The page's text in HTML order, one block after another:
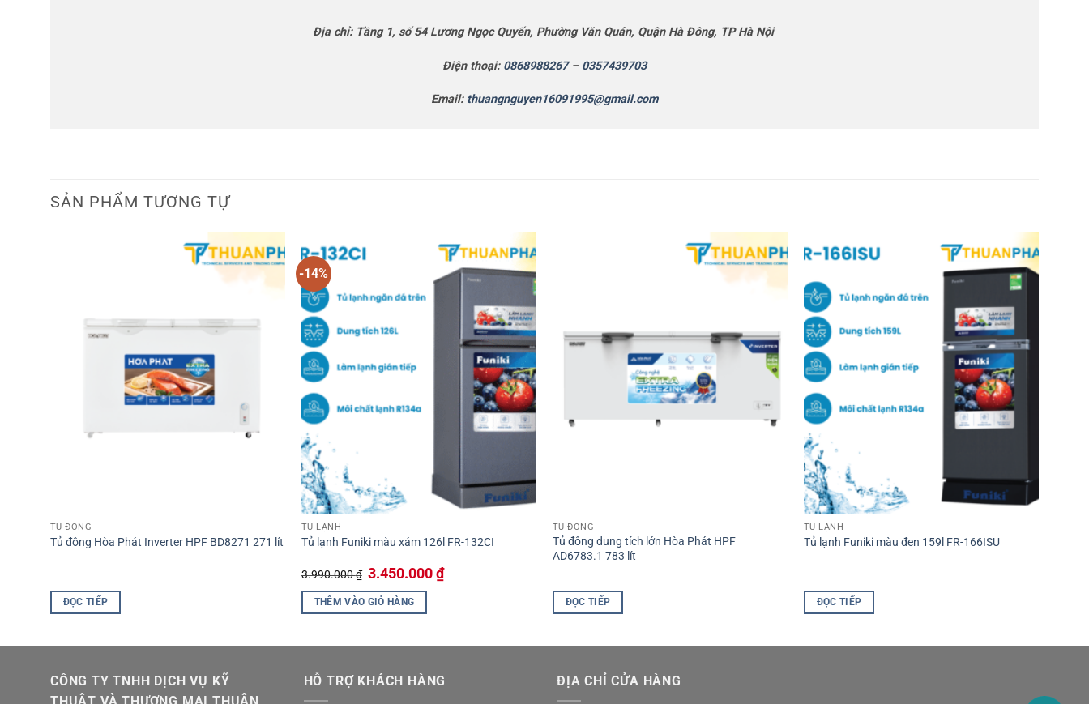
Địa chỉ: Tầng 1, số 54 Lương Ngọc Quyến, Phường Văn Quán, Quận Hà Đông, TP Hà Nội
Điện thoại:0868988267– 0357439703
Email: thuangnguyen16091995@gmail.com
SẢN PHẨM TƯƠNG TỰ
TỦ ĐÔNG
Tủ đông Hòa Phát Inverter HPF BD8271 271 lít
ĐỌC TIẾP
-14%
TỦ LẠNH
Tủ lạnh Funiki màu xám 126l FR-132CI
3.990.000₫ Giá
gốc
là:
3.990.000 ₫.
3.450.000₫Giá
hiện
THÊM VÀO GIỎ HÀNG
TỦ ĐÔNG
Tủ đông dung tích lớn Hòa Phát HPF
AD6783.1 783 lít
ĐỌC TIẾP
TỦ LẠNH
Tủ lạnh Funiki màu đen 159l FR-166ISU
ĐỌC TIẾP
CÔNG TY TNHH DỊCH VỤ KỸ
HỖ TRỢ KHÁCH HÀNG ĐỊA CHỈ CỬA HÀNG